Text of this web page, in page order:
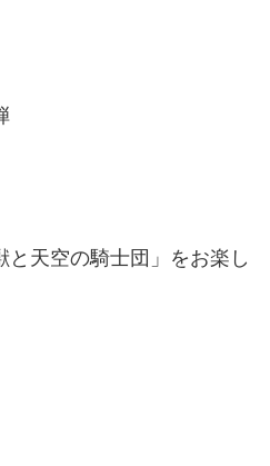
と天空の騎士団」をお楽し